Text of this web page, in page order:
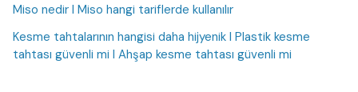
Miso nedir I Miso hangi tariflerde kullanılır
Kesme tahtalarının hangisi daha hijyenik I Plastik kesme
tahtası güvenli mi I Ahşap kesme tahtası güvenli mi